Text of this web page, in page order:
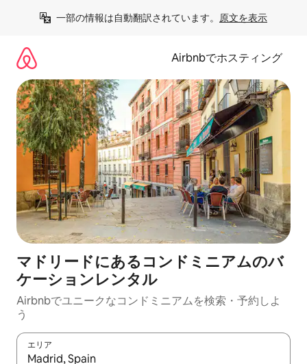
一部の情報は自動翻訳されています。 原文を表示
Airbnbでホスティング
マドリードにあるコンドミニアムのバ
ケーションレンタル
Airbnbでユニークなコンドミニアムを検索・予約しよ
う
エリア
検索結果が表示されたら、上下の矢印キーを使って移動するか